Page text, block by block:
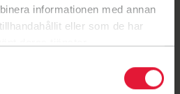
informationen med annan
eller som de har
Länk till: Föreningsinformation